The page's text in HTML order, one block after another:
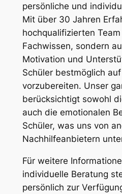
persönliche und
Mit über 30 Jahren
hochqualifizierten
Fachwissen, sondern
Motivation und
Schüler bestmöglich
vorzubereiten. Unser
berücksichtigt sowohl
auch die emotionalen
Schüler, was uns von
Nachhilfeanbietern
Für weitere
individuelle Beratung
persönlich zur